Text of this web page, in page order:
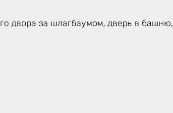
двора за шлагбаумом, дверь в башню,